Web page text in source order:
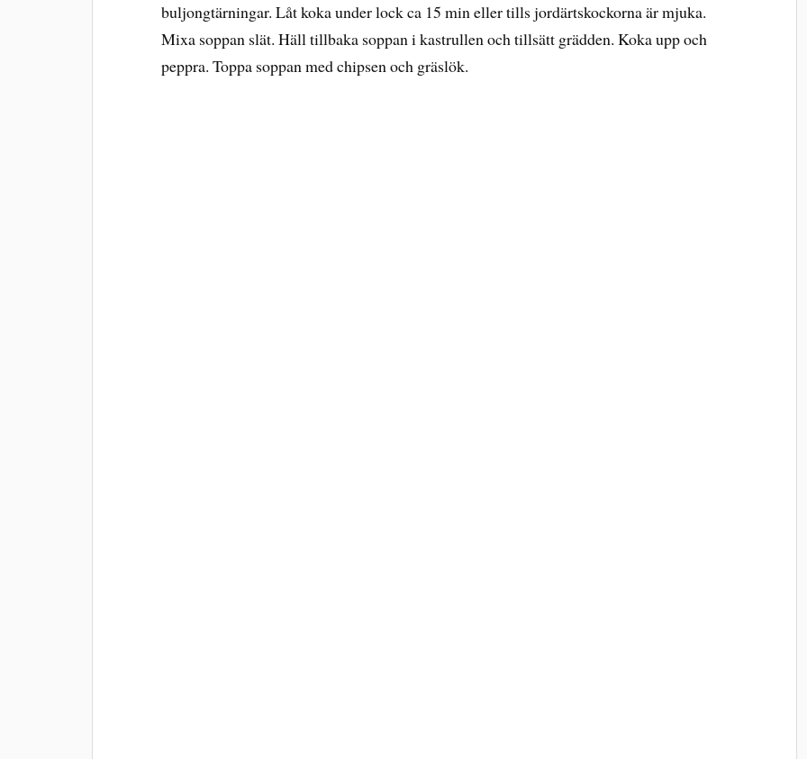
buljongtärningar. Låt koka under lock ca 15 min eller tills jordärtskockorna är mjuka.
Mixa soppan slät. Häll tillbaka soppan i kastrullen och tillsätt grädden. Koka upp och
peppra. Toppa soppan med chipsen och gräslök.